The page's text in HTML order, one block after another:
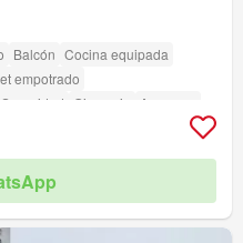
Balcón Cocina equipada
empotrado
Seguridad Gimnasio
Ascensor